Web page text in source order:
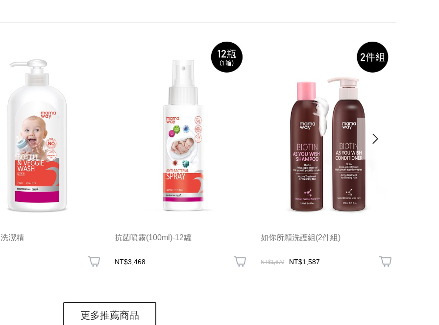
潔精 抗菌噴霧(100ml)-12罐
NT$3,468
如你所願洗護組(2件組)
NT$1,670 NT$1,587
更多推薦商品